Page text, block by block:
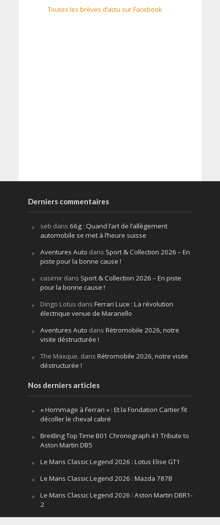
Toutes les brèves d’actu sur Facebook
Derniers commentaires
seb dans 66g : Quand l’art de l’allègement
automobile se met à l’heure suisse
Aventures Auto dans Sport & Collection 2026 – En
piste pour la bonne cause !
casimirdans Sport & Collection 2026 – En piste
pour la bonne cause !
Dingo Lotus dans Ferrari Luce : La révolution
électrique venue de Maranello
Aventures Auto dans Rétromobile 2026, notre
visite déstructurée !
The Maxque. dans Rétromobile 2026, notre visite
déstructurée !
Nos derniers articles
« Hommage à Ferrari » : Et la Fondation Cartier fit
décoller le cheval cabré
Breitling Top Time B01 Chronograph 41 Tribute to
Aston Martin DB5
Le Mans Classic Legend 2026 : Lotus Elise GT1
Le Mans Classic Legend 2026 : Mazda 787B
Le Mans Classic Legend 2026 : Aston Martin DBR1-
2